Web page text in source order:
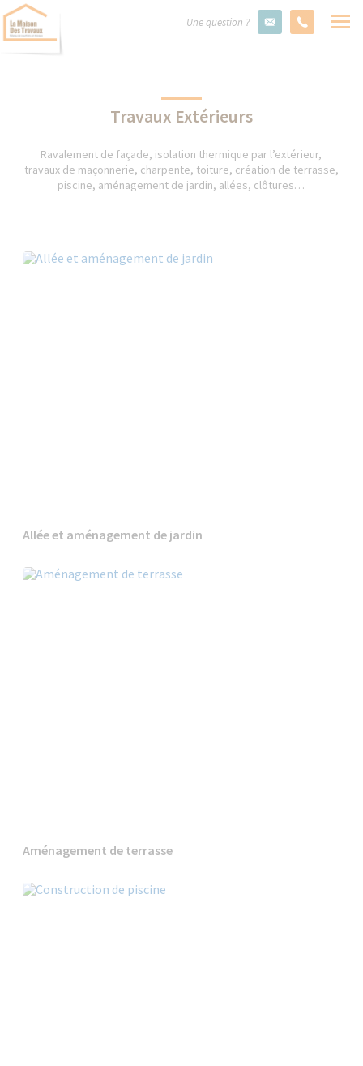
Une question ?
Travaux Extérieurs
Ravalement de façade, isolation thermique par l’extérieur,
travaux de maçonnerie, charpente, toiture, création de terrasse,
piscine, aménagement de jardin, allées, clôtures…
Allée et aménagement de jardin
Aménagement de terrasse